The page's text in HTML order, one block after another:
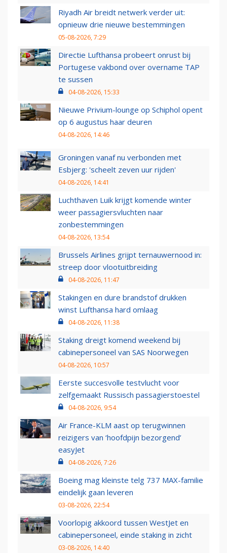
Riyadh Air breidt netwerk verder uit:
opnieuw drie nieuwe bestemmingen
05-08-2026, 7:29
Directie Lufthansa probeert onrust bij
Portugese vakbond over overname TAP
te sussen
04-08-2026, 15:33
Nieuwe Privium-lounge op Schiphol opent
op 6 augustus haar deuren
04-08-2026, 14:46
Groningen vanaf nu verbonden met
Esbjerg: 'scheelt zeven uur rijden'
04-08-2026, 14:41
Luchthaven Luik krijgt komende winter
weer passagiersvluchten naar
zonbestemmingen
04-08-2026, 13:54
Brussels Airlines grijpt ternauwernood in:
streep door vlootuitbreiding
04-08-2026, 11:47
Stakingen en dure brandstof drukken
winst Lufthansa hard omlaag
04-08-2026, 11:38
Staking dreigt komend weekend bij
cabinepersoneel van SAS Noorwegen
04-08-2026, 10:57
Eerste succesvolle testvlucht voor
zelfgemaakt Russisch passagierstoestel
04-08-2026, 9:54
Air France-KLM aast op terugwinnen
reizigers van ‘hoofdpijn bezorgend’
easyJet
04-08-2026, 7:26
Boeing mag kleinste telg 737 MAX-familie
eindelijk gaan leveren
03-08-2026, 22:54
Voorlopig akkoord tussen WestJet en
cabinepersoneel, einde staking in zicht
03-08-2026, 14:40